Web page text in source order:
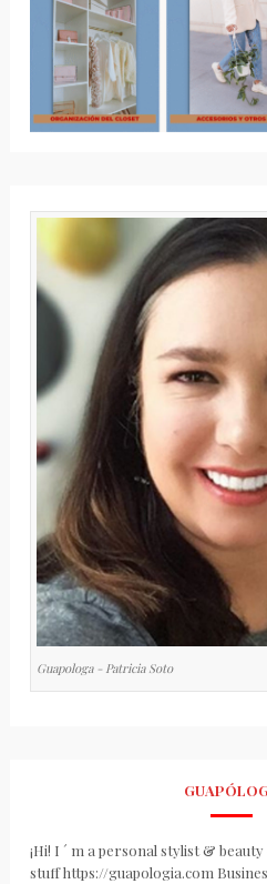
Guapologa - Patricia Soto
¡Hi! I ´ m a personal stylist &
stuff https://guapologia.com